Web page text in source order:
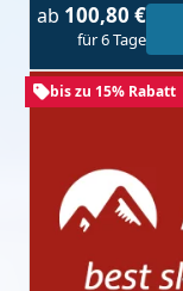
ab 100,80 €
für 6 Tage
bis zu 15% Rabatt